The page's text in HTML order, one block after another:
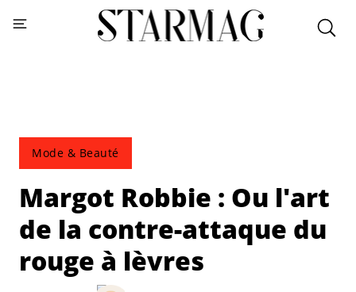
Mode & Beauté
Margot Robbie : Ou l'art
de la contre-attaque du
rouge à lèvres